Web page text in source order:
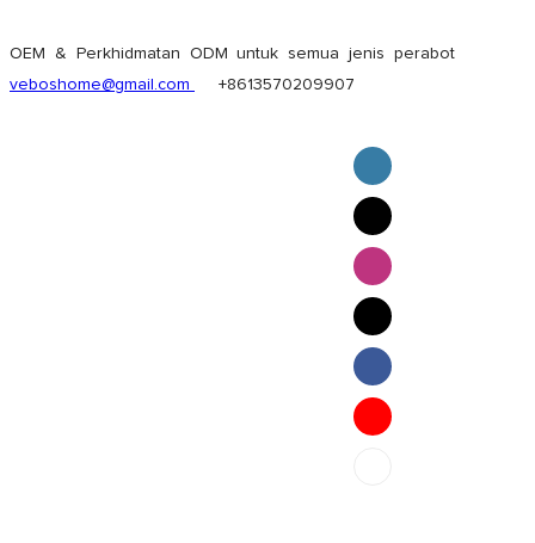
OEM & Perkhidmatan ODM untuk semua jenis perabot
veboshome@gmail.com
+8613570209907
English
Pilipino
ภาษาไทย